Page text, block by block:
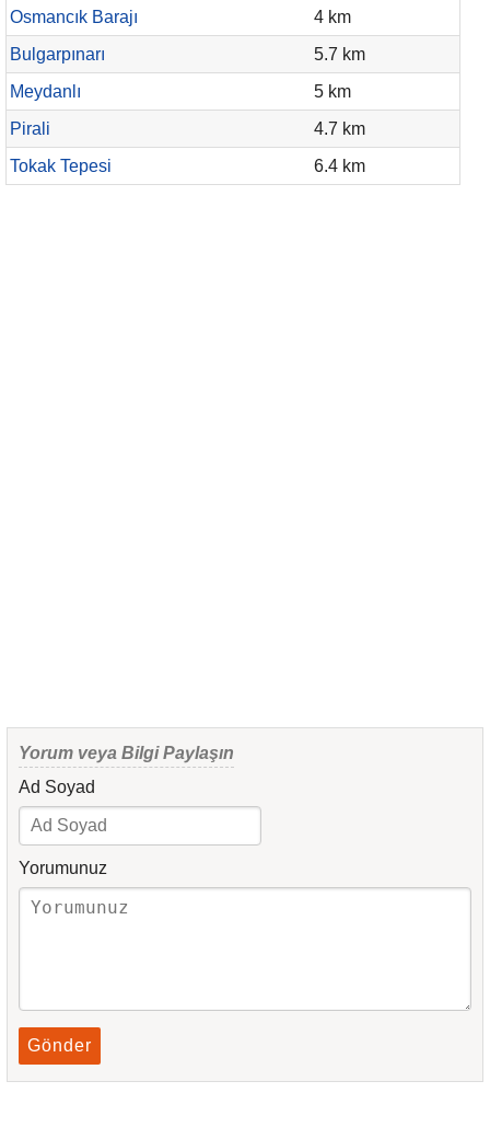
Osmancık Barajı
4 km
Bulgarpınarı
5.7 km
Meydanlı
5 km
Pirali
4.7 km
Tokak Tepesi
6.4 km
Yorum veya Bilgi Paylaşın
Ad Soyad
Yorumunuz
Gönder